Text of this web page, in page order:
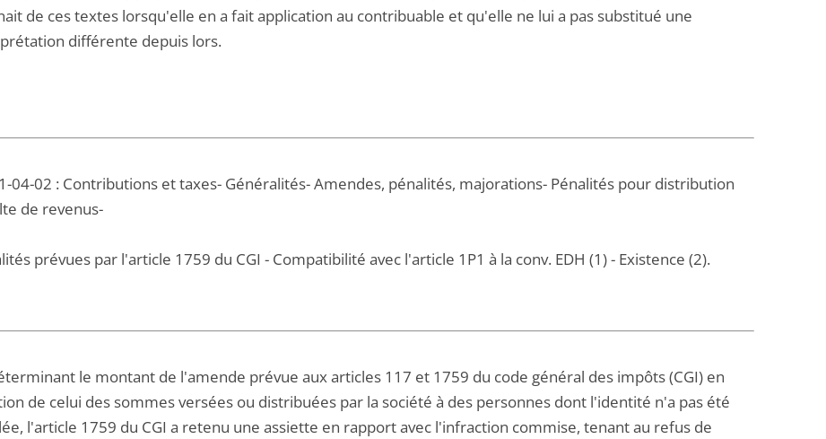
de ces textes lorsqu'elle en a fait application au contribuable et qu'elle ne lui a pas substitué une
différente depuis lors.
04-02 : Contributions et taxes- Généralités- Amendes, pénalités, majorations- Pénalités pour distribution
de revenus-
prévues par l'article 1759 du CGI - Compatibilité avec l'article 1P1 à la conv. EDH (1) - Existence (2).
le montant de l'amende prévue aux articles 117 et 1759 du code général des impôts (CGI) en
de celui des sommes versées ou distribuées par la société à des personnes dont l'identité n'a pas été
l'article 1759 du CGI a retenu une assiette en rapport avec l'infraction commise, tenant au refus de